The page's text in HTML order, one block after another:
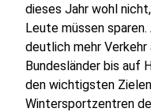
dieses Jahr wohl
Leute müssen
deutlich mehr Verkehr
Bundesländer bis auf
den wichtigsten
Wintersportzentren